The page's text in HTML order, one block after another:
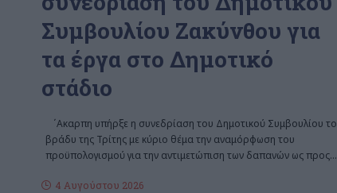
Συμβουλίου Ζακύνθου για
τα έργα στο Δημοτικό
στάδιο
΄Aκαρπη υπήρξε η συνεδρίαση του Δημοτικού Συμβουλίου το
βράδυ της Τρίτης με κύριο θέμα την αναμόρφωση του
προϋπολογισμού για την αντιμετώπιση των δαπανών ως προς…
4 Αυγούστου 2026